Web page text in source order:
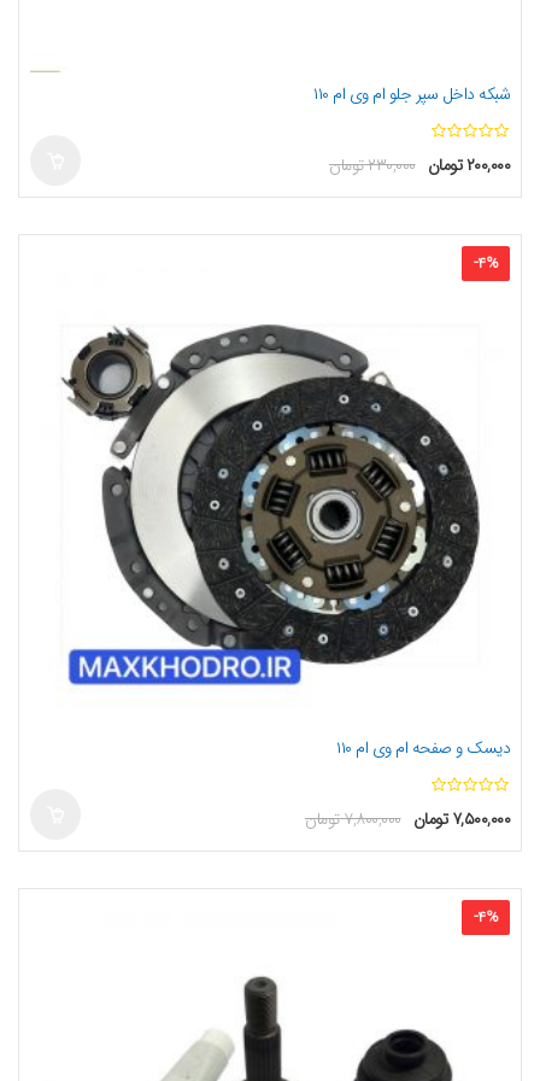
شبکه داخل سپر جلو ام وی ام ۱۱۰
۲۳۰,۰۰۰تومان ۲۰۰,۰۰۰تومان
-4%
دیسک و صفحه ام وی ام ۱۱۰
۷,۸۰۰,۰۰۰تومان ۷,۵۰۰,۰۰۰ تومان
-4%